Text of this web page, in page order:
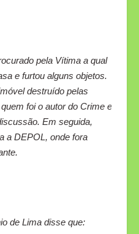
pela Vítima a qual
e furtou alguns objetos.
destruído pelas
foi o autor do Crime e
Em seguida,
a DEPOL, onde fora
de Lima disse que: